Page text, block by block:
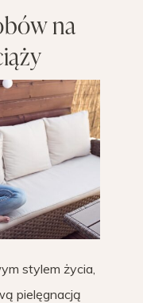
na
stylem życia,
pielęgnacją